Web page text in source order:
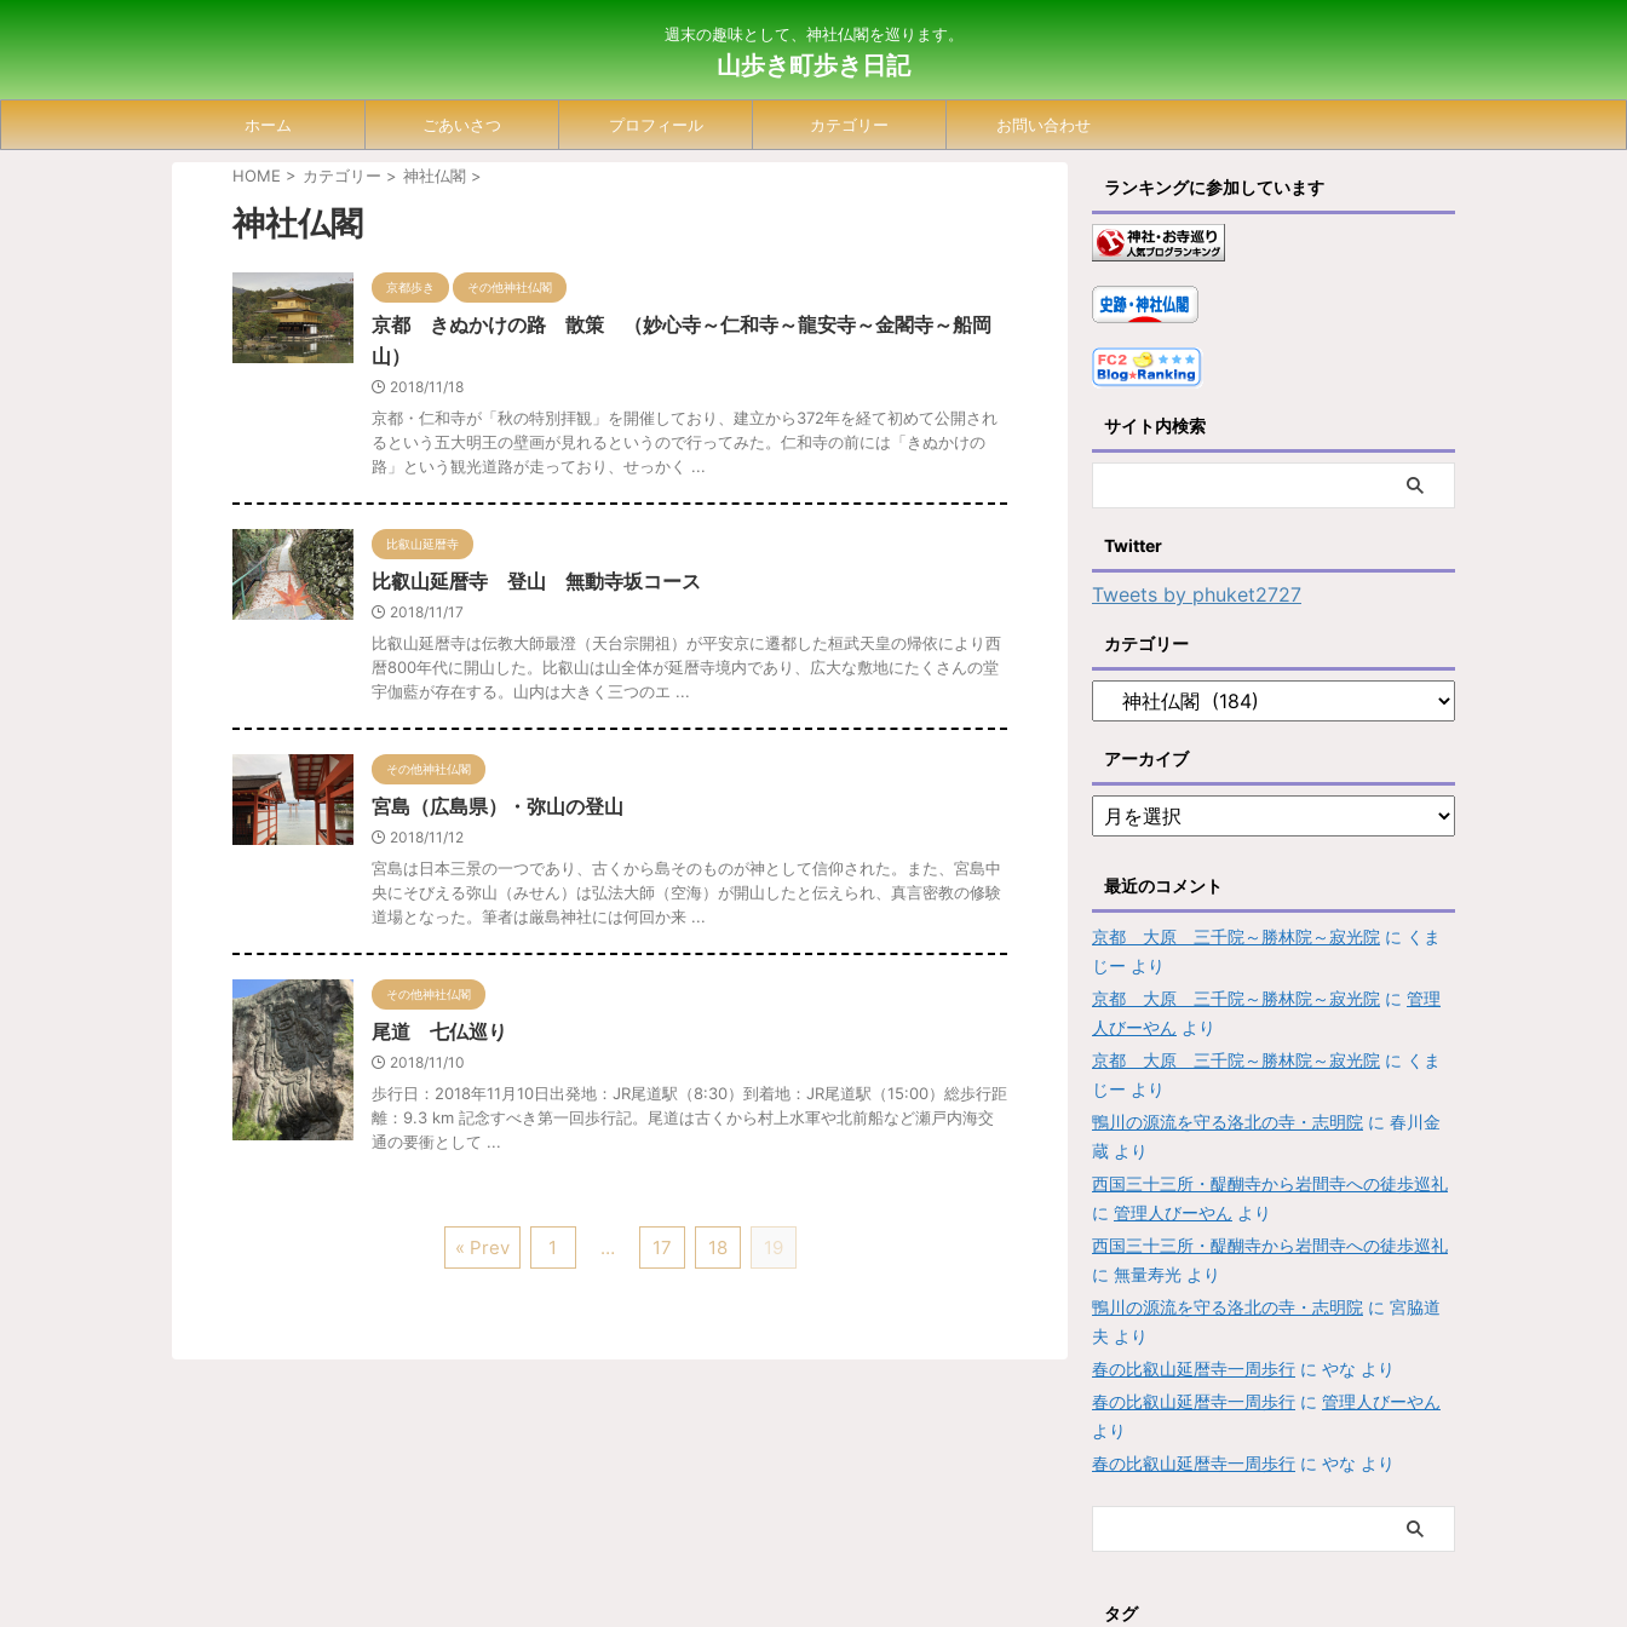
週末の趣味として、神社仏閣を巡ります。
山歩き町歩き日記
ホーム ごあいさつ プロフィール カテゴリー お問い合わせ
HOME > カテゴリー > 神社仏閣 >
神社仏閣
京都歩き その他神社仏閣
京都 きぬかけの路 散策 （妙心寺～仁和寺～龍安寺～金閣寺～船岡
山）
2018/11/18
京都・仁和寺が「秋の特別拝観」を開催しており、建立から372年を経て初めて公開され
るという五大明王の壁画が見れるというので行ってみた。仁和寺の前には「きぬかけの
路」という観光道路が走っており、せっかく ...
比叡山延暦寺
比叡山延暦寺 登山 無動寺坂コース
2018/11/17
比叡山延暦寺は伝教大師最澄（天台宗開祖）が平安京に遷都した桓武天皇の帰依により西
暦800年代に開山した。比叡山は山全体が延暦寺境内であり、広大な敷地にたくさんの堂
宇伽藍が存在する。山内は大きく三つのエ ...
その他神社仏閣
宮島（広島県）・弥山の登山
2018/11/12
宮島は日本三景の一つであり、古くから島そのものが神として信仰された。また、宮島中
央にそびえる弥山（みせん）は弘法大師（空海）が開山したと伝えられ、真言密教の修験
道場となった。筆者は厳島神社には何回か来 ...
その他神社仏閣
尾道 七仏巡り
2018/11/10
歩行日：2018年11月10日出発地：JR尾道駅（8:30）到着地：JR尾道駅（15:00）総歩行距
離：9.3 km 記念すべき第一回歩行記。尾道は古くから村上水軍や北前船など瀬戸内海交
通の要衝として ...
« Prev 1 … 17 18 19
ランキングに参加しています
サイト内検索
Twitter
Tweets by phuket2727
カテゴリー
アーカイブ
最近のコメント
京都 大原 三千院～勝林院～寂光院 に くま
じー より
京都 大原 三千院～勝林院～寂光院 に 管理
人びーやん より
京都 大原 三千院～勝林院～寂光院 に くま
じー より
鴨川の源流を守る洛北の寺・志明院 に 春川金
蔵 より
西国三十三所・醍醐寺から岩間寺への徒歩巡礼
に 管理人びーやん より
西国三十三所・醍醐寺から岩間寺への徒歩巡礼
に 無量寿光 より
鴨川の源流を守る洛北の寺・志明院 に 宮脇道
夫 より
春の比叡山延暦寺一周歩行 に やな より
春の比叡山延暦寺一周歩行 に 管理人びーやん
より
春の比叡山延暦寺一周歩行 に やな より
タグ